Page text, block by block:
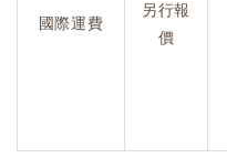
國際運費
另行報
價